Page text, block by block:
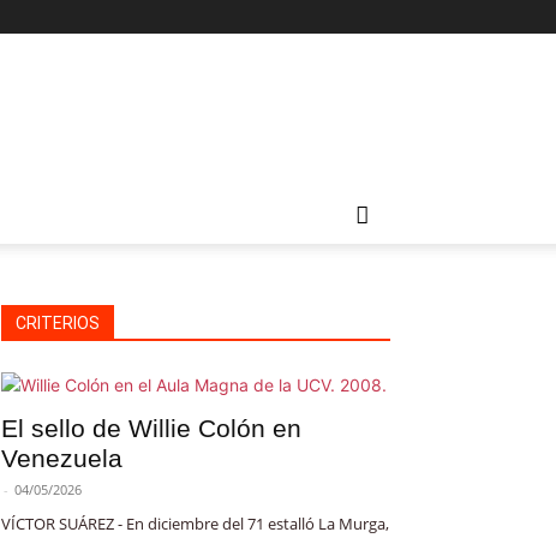
CRITERIOS
El sello de Willie Colón en
Venezuela
- 04/05/2026
VÍCTOR SUÁREZ - En diciembre del 71 estalló La Murga,